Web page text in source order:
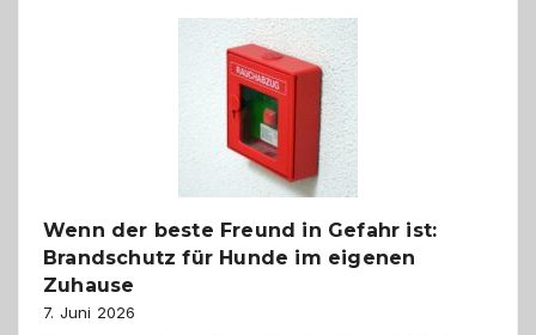
bewusst
herzlich
gestalten
Wenn der beste Freund in Gefahr ist:
Brandschutz für Hunde im eigenen
Zuhause
7. Juni 2026